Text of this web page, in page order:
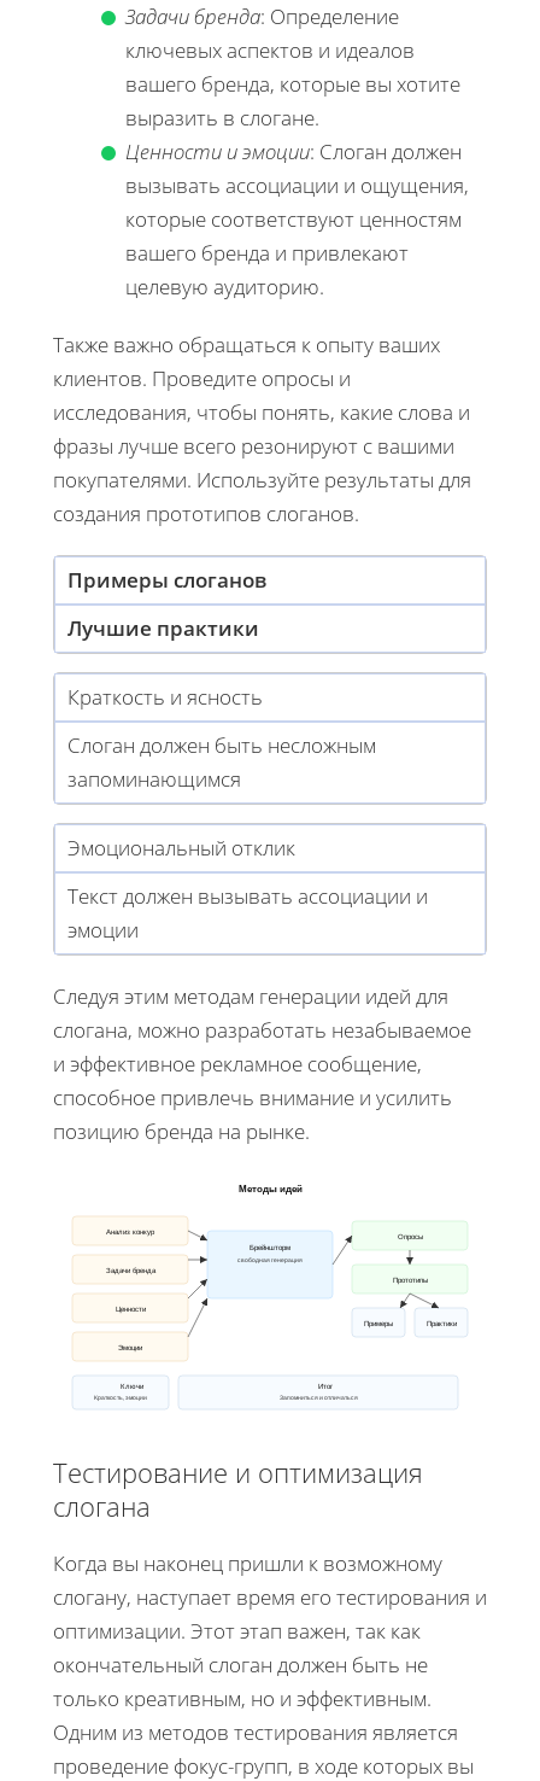
Задачи бренда: Определение
ключевых аспектов и идеалов
вашего бренда, которые вы хотите
выразить в слогане.
Ценности и эмоции: Слоган должен
вызывать ассоциации и ощущения,
которые соответствуют ценностям
вашего бренда и привлекают
целевую аудиторию.
Также важно обращаться к опыту ваших
клиентов. Проведите опросы и
исследования, чтобы понять, какие слова и
фразы лучше всего резонируют с вашими
покупателями. Используйте результаты для
создания прототипов слоганов.
Примеры слоганов
Лучшие практики
Краткость и ясность
Слоган должен быть несложным
запоминающимся
Эмоциональный отклик
Текст должен вызывать ассоциации и
эмоции
Следуя этим методам генерации идей для
слогана, можно разработать незабываемое
и эффективное рекламное сообщение,
способное привлечь внимание и усилить
позицию бренда на рынке.
Методы идей
Анализ конкур
Задачи бренда
Ценности
Эмоции
Брейншторм
свободная генерация
Опросы
Прототипы
Примеры Практики
Ключи
Краткость, эмоции
Итог
Запомниться и отличаться
Тестирование и оптимизация
слогана
Когда вы наконец пришли к возможному
слогану, наступает время его тестирования и
оптимизации. Этот этап важен, так как
окончательный слоган должен быть не
только креативным, но и эффективным.
Одним из методов тестирования является
проведение фокус-групп, в ходе которых вы